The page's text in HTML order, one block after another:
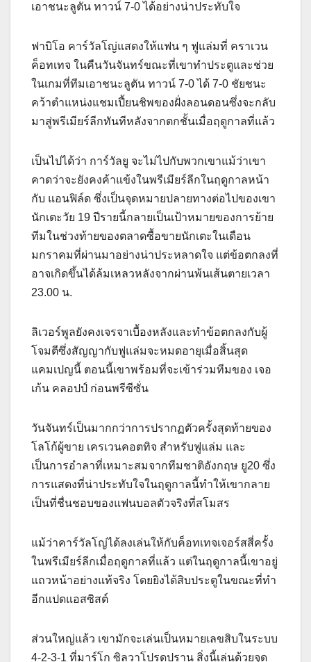
เอาชนะลูตัน ทาวน์ 7-0 ได้อย่างน่าประทับใจ
ฟาบิโอ คาร์วัลโญ่แสดงให้แฟน ๆ ฟูแล่มที่ คราเวน
ค็อทเทจ ในคืนวันจันทร์ขณะที่เขาทำประตูและช่วย
ในเกมที่ทีมเอาชนะลูตัน ทาวน์ 7-0 ได้ 7-0 ชัยชนะ
คว้าตำแหน่งแชมเปี้ยนชิพของฝั่งลอนดอนซึ่งจะกลับ
มาสู่พรีเมียร์ลีกทันทีหลังจากตกชั้นเมื่อฤดูกาลที่แล้ว
เป็นไปได้ว่า การ์วัลยู จะไม่ไปกับพวกเขาแม้ว่าเขา
คาดว่าจะยังคงค้าแข้งในพรีเมียร์ลีกในฤดูกาลหน้า
กับ แอนฟิล์ด ซึ่งเป็นจุดหมายปลายทางต่อไปของเขา
นักเตะวัย 19 ปีรายนี้กลายเป็นเป้าหมายของการย้าย
ทีมในช่วงท้ายของตลาดซื้อขายนักเตะในเดือน
มกราคมที่ผ่านมาอย่างน่าประหลาดใจ แต่ข้อตกลงที่
อาจเกิดขึ้นได้ล้มเหลวหลังจากผ่านพ้นเส้นตายเวลา
23.00 น.
ลิเวอร์พูลยังคงเจรจาเบื้องหลังและทำข้อตกลงกับผู้
โจมตีซึ่งสัญญากับฟูแล่มจะหมดอายุเมื่อสิ้นสุด
แคมเปญนี้ ตอนนี้เขาพร้อมที่จะเข้าร่วมทีมของ เจอ
เก้น คลอปป์ ก่อนพรีซีซั่น
วันจันทร์เป็นมากกว่าการปรากฏตัวครั้งสุดท้ายของ
โลโก้ผู้ขาย เครเวนคอตทิจ สำหรับฟูแล่ม และ
เป็นการอำลาที่เหมาะสมจากทีมชาติอังกฤษ ยู20 ซึ่ง
การแสดงที่น่าประทับใจในฤดูกาลนี้ทำให้เขากลาย
เป็นที่ชื่นชอบของแฟนบอลตัวจริงที่สโมสร
แม้ว่าคาร์วัลโญ่ได้ลงเล่นให้กับค็อทเทจเจอร์สสี่ครั้ง
ในพรีเมียร์ลีกเมื่อฤดูกาลที่แล้ว แต่ในฤดูกาลนี้เขาอยู่
แถวหน้าอย่างแท้จริง โดยยิงได้สิบประตูในขณะที่ทำ
อีกแปดแอสซิสต์
ส่วนใหญ่แล้ว เขามักจะเล่นเป็นหมายเลขสิบในระบบ
4-2-3-1 ที่มาร์โก ซิลวาโปรดปราน สิ่งนี้เล่นด้วยจุด